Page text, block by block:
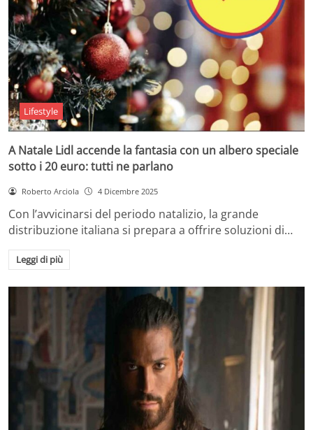
Lifestyle
A Natale Lidl accende la fantasia con un albero speciale
sotto i 20 euro: tutti ne parlano
Roberto Arciola 4 Dicembre 2025
Con l’avvicinarsi del periodo natalizio, la grande
distribuzione italiana si prepara a offrire soluzioni di…
Leggi di più